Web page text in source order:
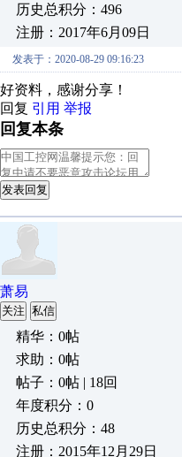
历史总积分：496
注册：2017年6月09日
发表于：2020-08-29 09:16:23
好资料，感谢分享！
回复 引用 举报
回复本条
发表回复
萧易
关注 私信
精华：0帖
求助：0帖
帖子：0帖 | 18回
年度积分：0
历史总积分：48
注册：2015年12月29日